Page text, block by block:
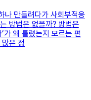
나 만들려다가 사회부적응
방법은 없을까? 방법은
가 왜 틀렸는지 모르는 편
은 정